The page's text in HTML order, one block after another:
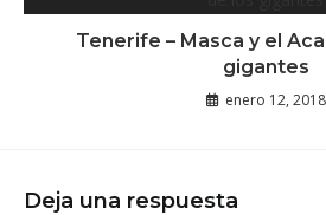
Tenerife – Masca y el
gigantes
enero 12, 2018
Deja una respuesta